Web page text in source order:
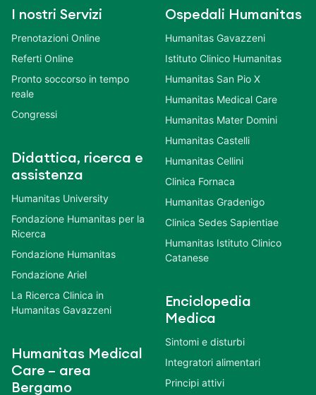
I nostri Servizi
Prenotazioni Online
Referti Online
Pronto soccorso in tempo
reale
Congressi
Didattica, ricerca e
assistenza
Humanitas University
Fondazione Humanitas per la
Ricerca
Fondazione Humanitas
Fondazione Ariel
La Ricerca Clinica in
Humanitas Gavazzeni
Humanitas Medical
Care – area
Bergamo
Ospedali Humanitas
Humanitas Gavazzeni
Istituto Clinico Humanitas
Humanitas San Pio X
Humanitas Medical Care
Humanitas Mater Domini
Humanitas Castelli
Humanitas Cellini
Clinica Fornaca
Humanitas Gradenigo
Clinica Sedes Sapientiae
Humanitas Istituto Clinico
Catanese
Enciclopedia
Medica
Sintomi e disturbi
Integratori alimentari
Principi attivi